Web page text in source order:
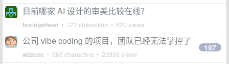
目前哪家 AI 设计的审美比较在线？
boringwheat • 122 characters • 620 views
公司 vibe coding 的项目，团队已经无法掌控了
wzzexe • 663 characters • 23393 views
197